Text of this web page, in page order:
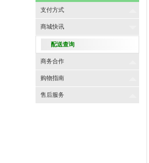
支付方式
商城快讯
配送查询
商务合作
购物指南
售后服务